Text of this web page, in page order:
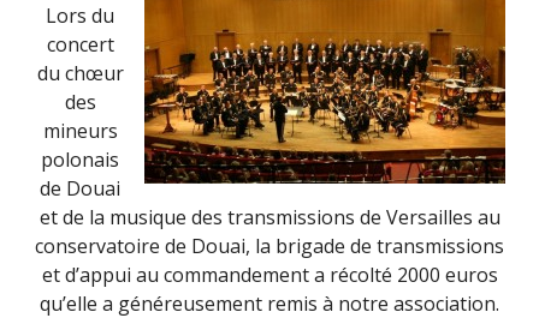
Lors du
concert
du chœur
des
mineurs
polonais
de Douai
et de la musique des transmissions de Versailles au
conservatoire de Douai, la brigade de transmissions
et d’appui au commandement a récolté 2000 euros
qu’elle a généreusement remis à notre association.